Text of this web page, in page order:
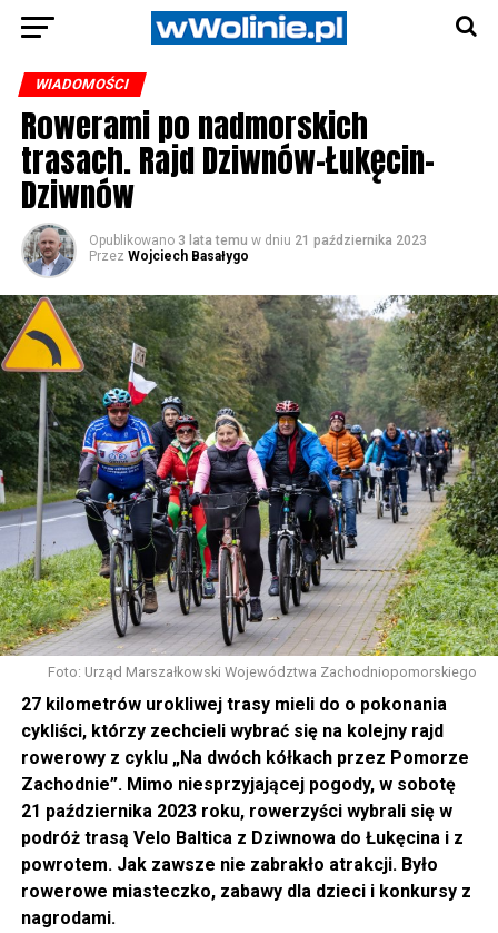
WIADOMOŚCI
Rowerami po nadmorskich
trasach. Rajd Dziwnów-Łukęcin-
Dziwnów
Opublikowano 3 lata temu w dniu 21 października 2023
Przez Wojciech Basałygo
Foto: Urząd Marszałkowski Województwa Zachodniopomorskiego
27 kilometrów urokliwej trasy mieli do o pokonania
cykliści, którzy zechcieli wybrać się na kolejny rajd
rowerowy z cyklu „Na dwóch kółkach przez Pomorze
Zachodnie”. Mimo niesprzyjającej pogody, w sobotę
21 października 2023 roku, rowerzyści wybrali się w
podróż trasą Velo Baltica z Dziwnowa do Łukęcina i z
powrotem. Jak zawsze nie zabrakło atrakcji. Było
rowerowe miasteczko, zabawy dla dzieci i konkursy z
nagrodami.